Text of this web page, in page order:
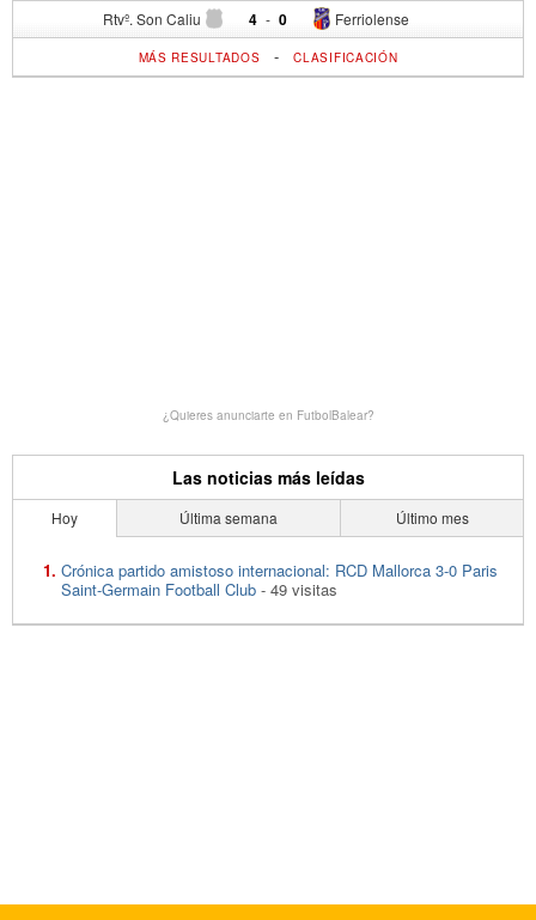
Rtvº. Son Caliu 4 - Ferriolense
0
MÁS RESULTADOS -CLASIFICACIÓN
¿Quieres anunciarte en FutbolBalear?
Las noticias más leídas
Hoy Última semana Último mes
Crónica partido amistoso internacional: RCD Mallorca 3-0 Paris
Saint-Germain Football Club - 49 visitas